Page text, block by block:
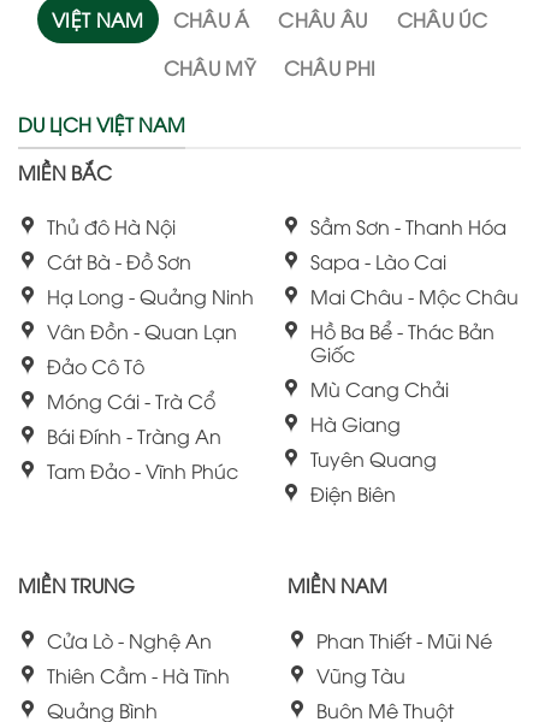
VIỆT NAM CHÂU Á CHÂU ÂU
CHÂU ÚC
CHÂU MỸ
CHÂU PHI
DU LỊCH VIỆT NAM
MIỀN BẮC
Thủ đô Hà Nội
Cát Bà - Đồ Sơn
Hạ Long - Quảng Ninh
Vân Đồn - Quan Lạn
Đảo Cô Tô
Móng Cái - Trà Cổ
Bái Đính - Tràng An
Tam Đảo - Vĩnh Phúc
Sầm Sơn - Thanh Hóa
Sapa - Lào Cai
Mai Châu - Mộc Châu
Hồ Ba Bể - Thác Bản
Giốc
Mù Cang Chải
Hà Giang
Tuyên Quang
Điện Biên
MIỀN TRUNG
Cửa Lò - Nghệ An
Thiên Cầm - Hà Tĩnh
Quảng Bình
MIỀN NAM
Phan Thiết - Mũi Né
Vũng Tàu
Buôn Mê Thuột